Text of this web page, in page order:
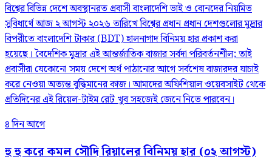
বিশ্বের বিভিন্ন দেশে অবস্থানরত প্রবাসী বাংলাদেশি ভাই ও বোনদের নিয়মিত
সুবিধার্থে আজ ২ আগস্ট ২০২৬ তারিখে বিশ্বের প্রধান প্রধান দেশগুলোর মুদ্রার
বিপরীতে বাংলাদেশি টাকার (BDT) হালনাগাদ বিনিময় হার প্রকাশ করা
হয়েছে। বৈদেশিক মুদ্রার এই আন্তর্জাতিক বাজার সর্বদা পরিবর্তনশীল; তাই
প্রবাসীরা যেকোনো সময় দেশে অর্থ পাঠানোর আগে সর্বশেষ বাজারদর যাচাই
করে নেওয়া অত্যন্ত বুদ্ধিমানের কাজ। আমাদের অফিশিয়াল ওয়েবসাইট থেকে
প্রতিদিনের এই রিয়েল-টাইম রেট খুব সহজেই জেনে নিতে পারবেন।
৪ দিন আগে
হু হু করে কমল সৌদি রিয়ালের বিনিময় হার (০২ আগস্ট)